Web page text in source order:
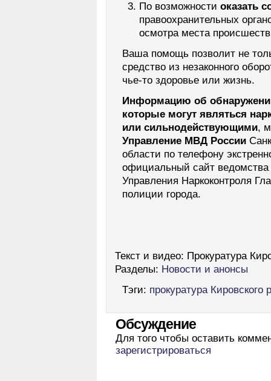
По возможности оказать
правоохранительных
осмотра места
Ваша помощь позволит не
средство из незаконного
чье-то здоровье или жизнь.
Информацию об
которые могут являться
или сильнодействующими,
Управление МВД России
области по телефону
официальный сайт
Управления Наркоконтроля
полиции города.
Текст и видео: Прокуратура
Разделы: Новости и анонсы
Тэги: прокуратура Кировского
Обсуждение
Для того чтобы оставить
зарегистрироваться